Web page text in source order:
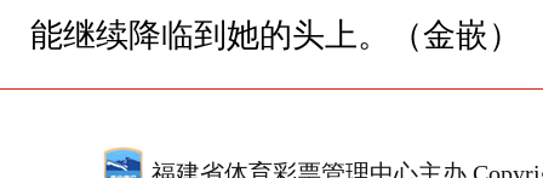
能继续降临到她的头上。（金嵌）